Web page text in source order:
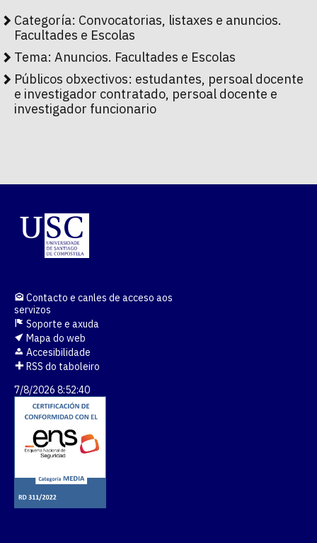
Categoría: Convocatorias, listaxes e anuncios.
Facultades e Escolas
Tema: Anuncios. Facultades e Escolas
Públicos obxectivos: estudantes, persoal docente
e investigador contratado, persoal docente e
investigador funcionario
Contacto e canles de acceso aos
servizos
Soporte e axuda
Mapa do web
Accesibilidade
RSS do taboleiro
7/8/2026 8:52:41